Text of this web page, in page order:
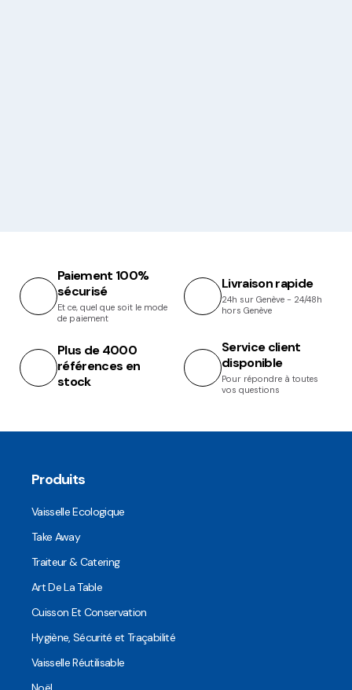
Paiement 100%
sécurisé
Et ce, quel que soit le mode
de paiement
Livraison rapide
24h sur Genève - 24/48h
hors Genève
Plus de 4000
références en
stock
Service client
disponible
Pour répondre à toutes
vos questions
Produits
Vaisselle Ecologique
Take Away
Traiteur & Catering
Art De La Table
Cuisson Et Conservation
Hygiène, Sécurité et Traçabilité
Vaisselle Réutilisable